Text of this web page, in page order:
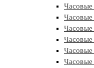
Часовые
Часовые
Часовые
Часовые
Часовые